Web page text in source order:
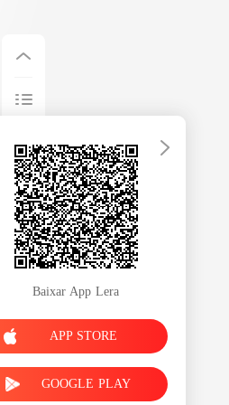
Baixar App Lera
APP STORE
GOOGLE PLAY